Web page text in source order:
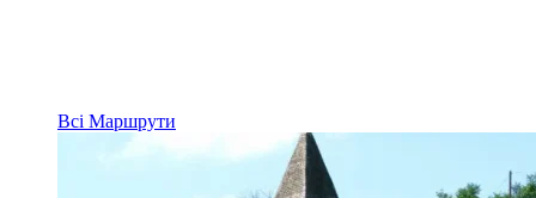
Всі Маршрути